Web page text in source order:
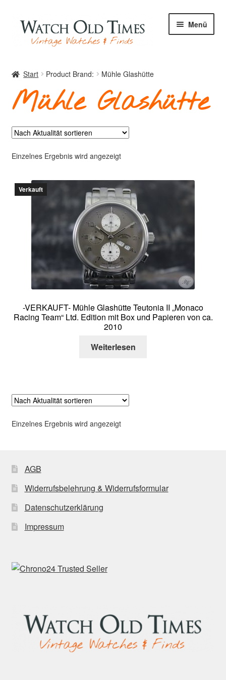
Zur
Navigation
springen
Zum
Inhalt
springen
Menü
Uhren
Archiv
Über mich
Kontakt
Start Product Brand: Mühle Glashütte
Mühle Glashütte
Einzelnes Ergebnis wird angezeigt
Verkauft
-VERKAUFT- Mühle Glashütte Teutonia II „Monaco
Racing Team“ Ltd. Edition mit Box und Papieren von ca.
2010
Weiterlesen
Einzelnes Ergebnis wird angezeigt
AGB
Widerrufsbelehrung & Widerrufsformular
Datenschutzerklärung
Impressum